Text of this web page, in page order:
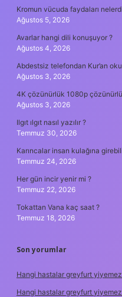
Kromun vücuda faydaları
Ağustos 5, 2026
Avarlar hangi dili konuşuyor ?
Ağustos 4, 2026
Abdestsiz telefondan Kur’an
Ağustos 3, 2026
4K çözünürlük 1080p
Ağustos 3, 2026
Ilgıt ılgıt nasıl yazılır ?
Temmuz 30, 2026
Karıncalar insan kulağına
Temmuz 24, 2026
Her gün incir yenir mi ?
Temmuz 22, 2026
Tokattan Vana kaç saat ?
Temmuz 18, 2026
Son yorumlar
Hangi hastalar greyfurt
Hangi hastalar greyfurt